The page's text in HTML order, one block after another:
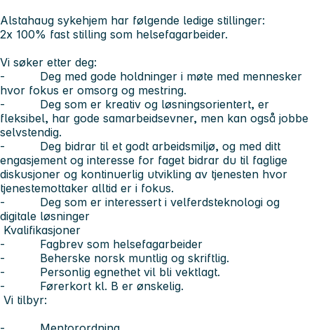
Alstahaug sykehjem har følgende ledige stillinger:
2x 100% fast stilling som helsefagarbeider.
Vi søker etter deg:
- Deg med gode holdninger i møte med mennesker
hvor fokus er omsorg og mestring.
- Deg som er kreativ og løsningsorientert, er
fleksibel, har gode samarbeidsevner, men kan også jobbe
selvstendig.
- Deg bidrar til et godt arbeidsmiljø, og med ditt
engasjement og interesse for faget bidrar du til faglige
diskusjoner og kontinuerlig utvikling av tjenesten hvor
tjenestemottaker alltid er i fokus.
- Deg som er interessert i velferdsteknologi og
digitale løsninger
Kvalifikasjoner
- Fagbrev som helsefagarbeider
- Beherske norsk muntlig og skriftlig.
- Personlig egnethet vil bli vektlagt.
- Førerkort kl. B er ønskelig.
Vi tilbyr: